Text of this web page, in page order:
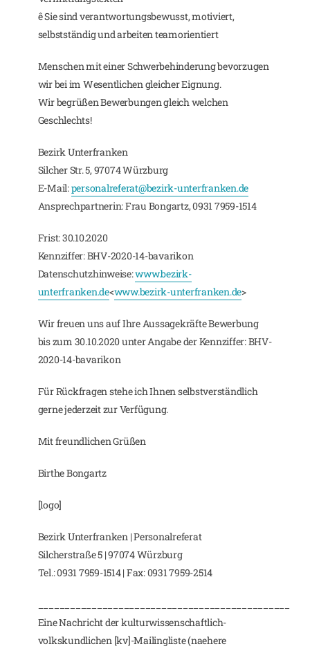
ê Sie sind verantwortungsbewusst, motiviert,
selbstständig und arbeiten teamorientiert
Menschen mit einer Schwerbehinderung bevorzugen
wir bei im Wesentlichen gleicher Eignung.
Wir begrüßen Bewerbungen gleich welchen
Geschlechts!
Bezirk Unterfranken
Silcher Str. 5, 97074 Würzburg
E-Mail:personalreferat@bezirk-unterfranken.de
Ansprechpartnerin: Frau Bongartz, 0931 7959-1514
Frist: 30.10.2020
Kennziffer: BHV-2020-14-bavarikon
Datenschutzhinweise:www.bezirk-
unterfranken.de<www.bezirk-unterfranken.de>
Wir freuen uns auf Ihre Aussagekräfte Bewerbung
bis zum 30.10.2020 unter Angabe der Kennziffer: BHV-
2020-14-bavarikon
Für Rückfragen stehe ich Ihnen selbstverständlich
gerne jederzeit zur Verfügung.
Mit freundlichen Grüßen
Birthe Bongartz
[logo]
Bezirk Unterfranken | Personalreferat
Silcherstraße 5 | 97074 Würzburg
Tel.: 0931 7959-1514 | Fax: 0931 7959-2514
Eine Nachricht der kulturwissenschaftlich-
volkskundlichen [kv]-Mailingliste (naehere